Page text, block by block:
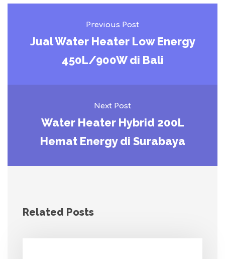
Previous Post
Jual Water Heater Low Energy
450L/900W di Bali
Next Post
Water Heater Hybrid 200L
Hemat Energy di Surabaya
Related Posts